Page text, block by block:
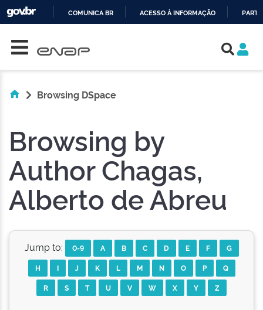
COMUNICA BR ACESSO À INFORMAÇÃO
Browsing DSpace
Browsing by
Author Chagas,
Alberto de Abreu
Jump to: 0-9 A B C D E F
G
H
I J K L M N O P
Q
R
S T U V W X Y Z